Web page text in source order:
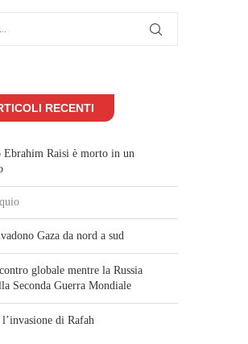
RECENTI
Ebrahim Raisi è morto in un
Gaza da nord a sud
globale mentre la Russia
Seconda Guerra Mondiale
di Rafah